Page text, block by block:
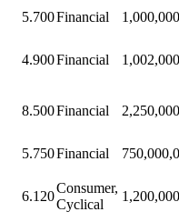
5.700Financial
4.900Financial
8.500Financial
5.750Financial
6.120
Consumer,
Cyclical